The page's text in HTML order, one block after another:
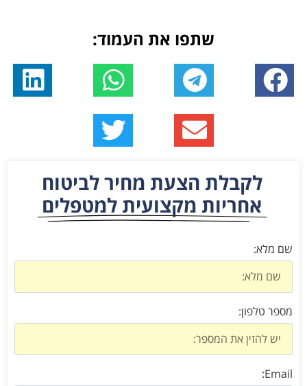
שתפו את העמוד:
לקבלת הצעת מחיר לביטוח
אחריות מקצועית למטפלים
שם מלא:
מספר טלפון:
Email: